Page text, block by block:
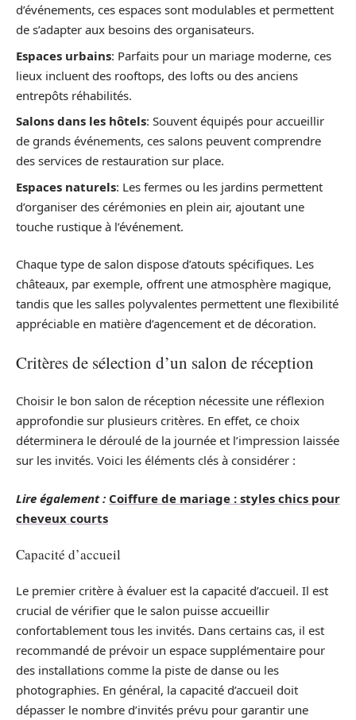
d’événements, ces espaces sont modulables et permettent
de s’adapter aux besoins des organisateurs.
Espaces urbains: Parfaits pour un mariage moderne, ces
lieux incluent des rooftops, des lofts ou des anciens
entrepôts réhabilités.
Salons dans les hôtels: Souvent équipés pour accueillir
de grands événements, ces salons peuvent comprendre
des services de restauration sur place.
Espaces naturels: Les fermes ou les jardins permettent
d’organiser des cérémonies en plein air, ajoutant une
touche rustique à l’événement.
Chaque type de salon dispose d’atouts spécifiques. Les
châteaux, par exemple, offrent une atmosphère magique,
tandis que les salles polyvalentes permettent une flexibilité
appréciable en matière d’agencement et de décoration.
Critères de sélection d’un salon de réception
Choisir le bon salon de réception nécessite une réflexion
approfondie sur plusieurs critères. En effet, ce choix
déterminera le déroulé de la journée et l’impression laissée
sur les invités. Voici les éléments clés à considérer :
Lire également : Coiffure de mariage : styles chics pour
cheveux courts
Capacité d’accueil
Le premier critère à évaluer est la capacité d’accueil. Il est
crucial de vérifier que le salon puisse accueillir
confortablement tous les invités. Dans certains cas, il est
recommandé de prévoir un espace supplémentaire pour
des installations comme la piste de danse ou les
photographies. En général, la capacité d’accueil doit
dépasser le nombre d’invités prévu pour garantir une